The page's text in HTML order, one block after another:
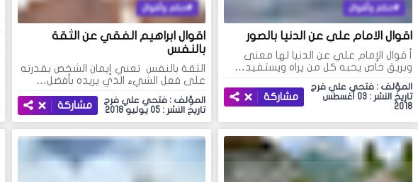
حكم وأقوال
اقوال الامام علي عن الدنيا بالصور
أ قوال الإمام علي عن الدنيا لها معنى
وبريق خاص يحبه كل من يراه ويستفيد…
المؤلف : فتحي علي فرج
تاريخ النشر : 03 أغسطس
2018
مشاركة
حكم وأقوال
اقوال ابراهيم الفقي عن الثقة
بالنفس
الثقة بالنفس تعني إيمان الشخص بقدرته
على فعل الشيء الذي يريده بأفضل…
المؤلف : فتحي علي فرج
تاريخ النشر : 05 يوليو 2018
مشاركة